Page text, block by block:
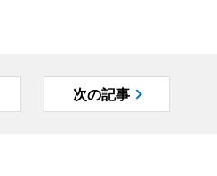
次の記事